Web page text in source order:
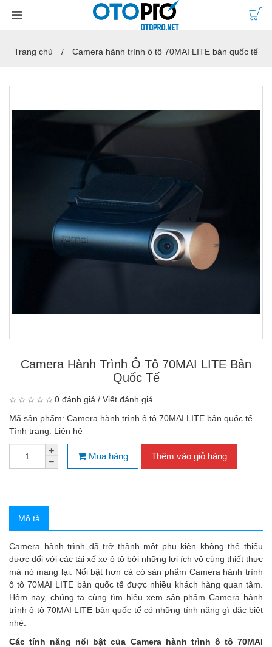
Trang chủ Camera hành trình ô tô 70MAI LITE bản quốc tế
Camera Hành Trình Ô Tô 70MAI LITE Bản
Quốc Tế
0 đánh giá / Viết đánh giá
Mã sản phẩm: Camera hành trình ô tô 70MAI LITE bản quốc tế
Tình trạng: Liên hệ
Mua hàng Thêm vào giỏ hàng
Mô tả
Camera hành trình đã trở thành một phụ kiện không thể thiếu
được đối với các tài xế xe ô tô bởi những lợi ích vô cùng thiết thực
mà nó mang lại. Nổi bật hơn cả có sản phẩm Camera hành trình
ô tô 70MAI LITE bản quốc tế được nhiều khách hàng quan tâm.
Hôm nay, chúng ta cùng tìm hiểu xem sản phẩm Camera hành
trình ô tô 70MAI LITE bản quốc tế có những tính năng gì đặc biệt
nhé.
Các tính năng nổi bật của Camera hành trình ô tô 70MAI